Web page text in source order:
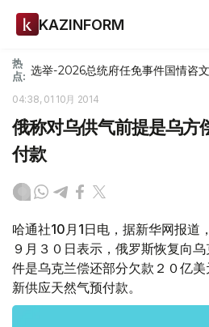
KAZINFORM
热
点: 选举-2026总统府任免事件国情咨文
04:38, 01 10月 2014
俄称对乌供气前提是乌方
付款
哈通社10月1日电，据新华网报道
９月３０日表示，俄罗斯恢复向
件是乌克兰偿还部分欠款２０亿
新供应天然气预付款。